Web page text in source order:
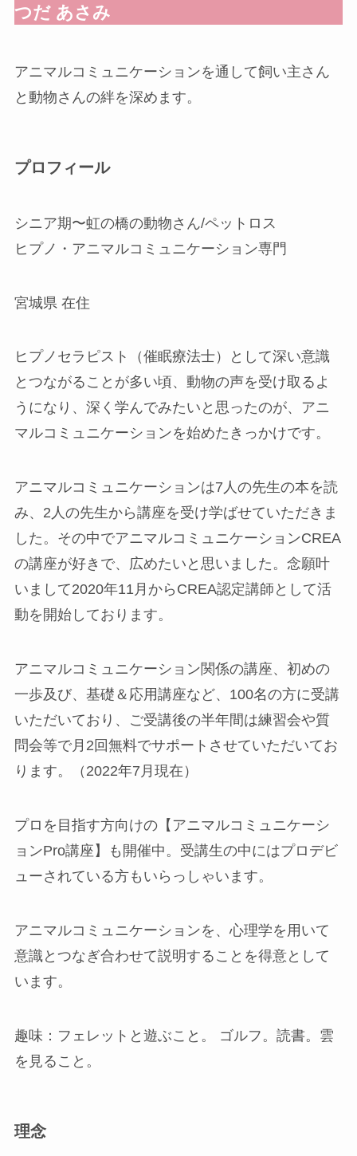
つだ あさみ
アニマルコミュニケーションを通して飼い主さん
と動物さんの絆を深めます。
プロフィール
シニア期〜虹の橋の動物さん/ペットロス
ヒプノ・アニマルコミュニケーション専門
宮城県 在住
ヒプノセラピスト（催眠療法士）として深い意識
とつながることが多い頃、動物の声を受け取るよ
うになり、深く学んでみたいと思ったのが、アニ
マルコミュニケーションを始めたきっかけです。
アニマルコミュニケーションは7人の先生の本を読
み、2人の先生から講座を受け学ばせていただきま
した。その中でアニマルコミュニケーションCREA
の講座が好きで、広めたいと思いました。念願叶
いまして2020年11月からCREA認定講師として活
動を開始しております。
アニマルコミュニケーション関係の講座、初めの
一歩及び、基礎＆応用講座など、100名の方に受講
いただいており、ご受講後の半年間は練習会や質
問会等で月2回無料でサポートさせていただいてお
ります。（2022年7月現在）
プロを目指す方向けの【アニマルコミュニケーシ
ョンPro講座】も開催中。受講生の中にはプロデビ
ューされている方もいらっしゃいます。
アニマルコミュニケーションを、心理学を用いて
意識とつなぎ合わせて説明することを得意として
います。
趣味：フェレットと遊ぶこと。 ゴルフ。読書。雲
を見ること。
理念